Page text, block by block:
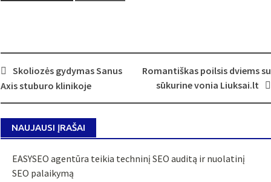
Post
navigation
Skoliozės gydymas Sanus
Axis stuburo klinikoje
Romantiškas poilsis dviems su
sūkurine vonia Liuksai.lt
NAUJAUSI ĮRAŠAI
EASYSEO agentūra teikia techninį SEO auditą ir nuolatinį
SEO palaikymą